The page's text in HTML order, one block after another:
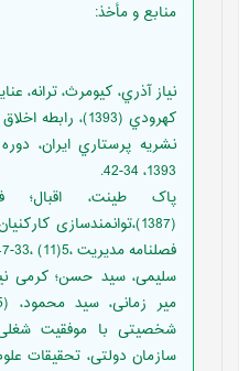
منابع و مأخذ:
نیاز آذري، کیومرث، ترانه،
کهرودي (1393)،
1393، 34-42.
پاک طینت، اقبال؛
(1387)،توانمندسازی
فصلنامه مدیریت ،5(11) ،33-47.
سلیمی، سید حسن؛ کرمی نیا،
شخصیتی با موفقیت